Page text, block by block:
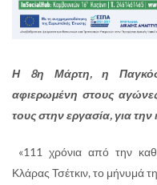
Η 8η Μάρτη, η
αφιερωμένη στους
τους στην εργασία, για
«111 χρόνια από την
Κλάρας Τσέτκιν, το μήνυμά